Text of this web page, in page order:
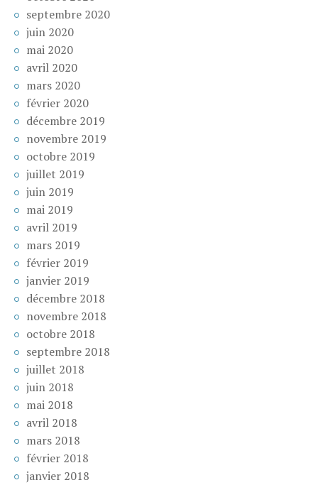
septembre 2020
juin 2020
mai 2020
avril 2020
mars 2020
février 2020
décembre 2019
novembre 2019
octobre 2019
juillet 2019
juin 2019
mai 2019
avril 2019
mars 2019
février 2019
janvier 2019
décembre 2018
novembre 2018
octobre 2018
septembre 2018
juillet 2018
juin 2018
mai 2018
avril 2018
mars 2018
février 2018
janvier 2018